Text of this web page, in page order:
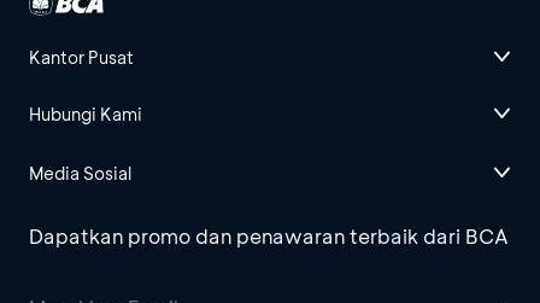
Kantor Pusat
Hubungi Kami
Media Sosial
Dapatkan promo dan penawaran terbaik dari BCA